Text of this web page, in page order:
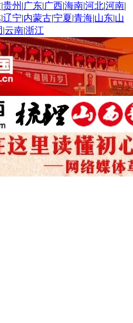
|贵州 |广东|广西|海南|河北|河南|
|辽宁|内蒙古|宁夏|青海|山东|山
|云南|浙江